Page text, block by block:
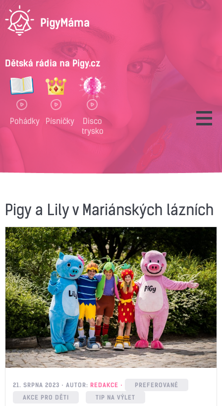
Dětská rádia na Pigy.cz
Pohádky Písničky
Disco
trysko
Pigy a Lily v Mariánských lázních
21. SRPNA 2023 AUTOR: REDAKCE
PREFEROVANÉ
AKCE PRO DĚTI
TIP NA VÝLET